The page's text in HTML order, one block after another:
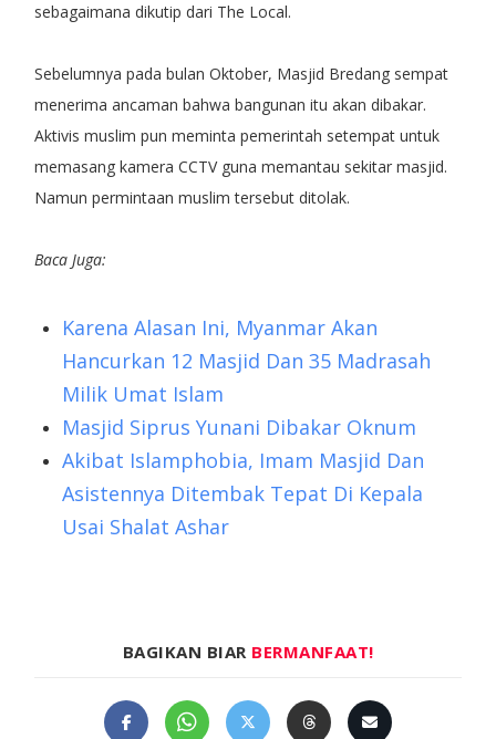
sebagaimana dikutip dari The Local.
Sebelumnya pada bulan Oktober, Masjid Bredang sempat
menerima ancaman bahwa bangunan itu akan dibakar.
Aktivis muslim pun meminta pemerintah setempat untuk
memasang kamera CCTV guna memantau sekitar masjid.
Namun permintaan muslim tersebut ditolak.
Baca Juga:
Karena Alasan Ini, Myanmar Akan
Hancurkan 12 Masjid Dan 35 Madrasah
Milik Umat Islam
Masjid Siprus Yunani Dibakar Oknum
Akibat Islamphobia, Imam Masjid Dan
Asistennya Ditembak Tepat Di Kepala
Usai Shalat Ashar
BAGIKAN BIAR BERMANFAAT!